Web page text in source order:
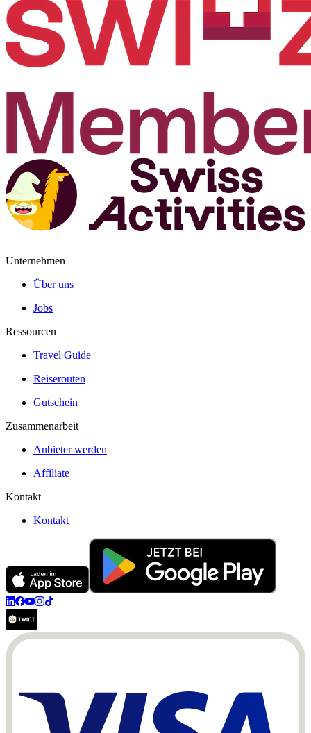
Unternehmen
Über uns
Jobs
Ressourcen
Travel Guide
Reiserouten
Gutschein
Zusammenarbeit
Anbieter werden
Affiliate
Kontakt
Kontakt